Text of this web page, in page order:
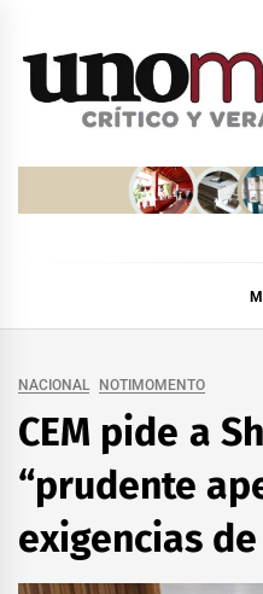
NACIONAL NOTIMOMENTO
CEM pide a
“prudente
exigencias